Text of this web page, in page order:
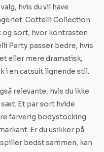
hvis du vil have
Cottelli Collection
og sort, hvor kontrasten
Party passer bedre, hvis
eller mere dramatisk,
i en catsuit lignende stil.
relevante, hvis du ikke
Et par sort hvide
farverig bodystocking
Er du usikker på
bedst sammen, kan